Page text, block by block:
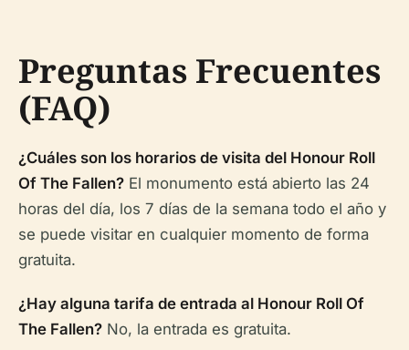
Preguntas Frecuentes
(FAQ)
¿Cuáles son los horarios de visita del Honour Roll
Of The Fallen? El monumento está abierto las 24
horas del día, los 7 días de la semana todo el año y
se puede visitar en cualquier momento de forma
gratuita.
¿Hay alguna tarifa de entrada al Honour Roll Of
The Fallen? No, la entrada es gratuita.